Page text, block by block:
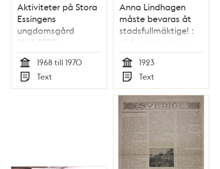
Aktiviteter på Stora
Essingens
ungdomsgård
1968/1970
Tid
1968 till 1970
Typ
Text
Anna Lindhagen
måste bevaras åt
stadsfullmäktige! :
till femte kretsens
väljare
Tid
1923
Typ
Text